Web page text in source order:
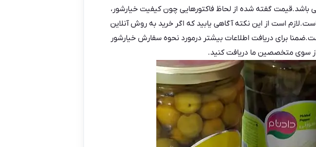
الی ۹۰ هزار تومان می باشد.قیمت گفته شده از لحاظ فاکتورهایی چون کیفیت خیارشور،
است از این نکته آگاهی یابید که اگر خرید به روش آنلاین
برای دریافت اطلاعات بیشتر درمورد نحوه سفارش خیارشور
از سوی متخصصین ما دریافت کنید.